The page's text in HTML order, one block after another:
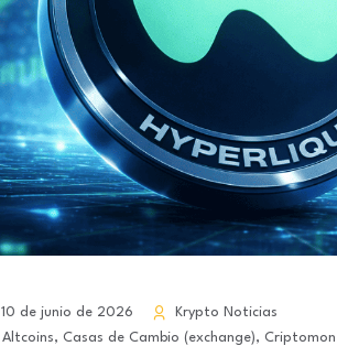
10 de junio de 2026
Krypto Noticias
Altcoins, Casas de Cambio (exchange),